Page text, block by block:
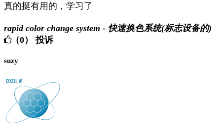
真的挺有用的，学习了
rapid color change system - 快速换色系统(标志设备的)
（0）
投诉
suzy